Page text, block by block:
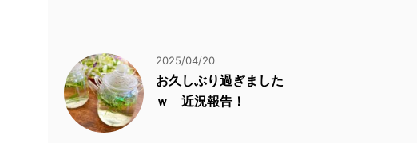
2025/04/20
お久しぶり過ぎました
ｗ 近況報告！